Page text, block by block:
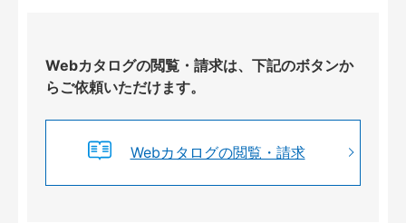
Webカタログの閲覧・請求は、下記のボタンか
らご依頼いただけます。
Webカタログの閲覧・請求